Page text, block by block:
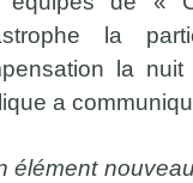
la
la
a
élément